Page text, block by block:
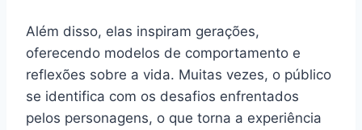
Além disso, elas inspiram gerações,
oferecendo modelos de comportamento e
reflexões sobre a vida. Muitas vezes, o público
se identifica com os desafios enfrentados
pelos personagens, o que torna a experiência